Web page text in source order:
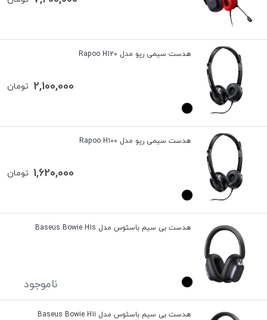
هدست سیمی رپو مدل Rapoo H120
تومان 2,100,000
هدست سیمی رپو مدل Rapoo H100
تومان 1,620,000
هدست بی سیم باسئوس مدل Baseus Bowie H1s
ناموجود
هدست بی سیم باسئوس مدل Baseus Bowie H1i